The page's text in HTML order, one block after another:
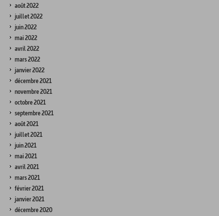
août 2022
juillet 2022
juin 2022
mai 2022
avril 2022
mars 2022
janvier 2022
décembre 2021
novembre 2021
octobre 2021
septembre 2021
août 2021
juillet 2021
juin 2021
mai 2021
avril 2021
mars 2021
février 2021
janvier 2021
décembre 2020